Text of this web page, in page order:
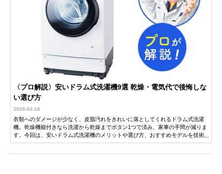
〈プロ解説〉安いドラム式洗濯機9選 乾燥・電気代で後悔しな
い選び方
2026-02-18
衣類へのダメージが少なく、皮脂汚れをきれいに落としてくれるドラム式洗濯
機。乾燥機能付きなら洗濯から乾燥までボタン1つで済み、家事の手間が減りま
す。今回は、安いドラム式洗濯機のメリットや選び方、おすすめモデルを技術